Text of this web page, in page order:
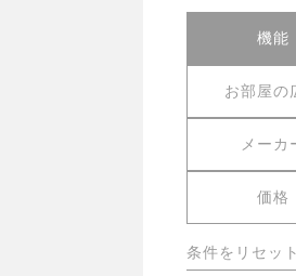
機能
お部屋の
メーカ
価格
条件をリセット